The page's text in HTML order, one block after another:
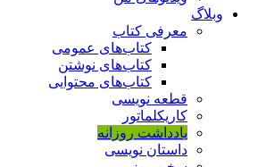
وبلاگ
معرفی کتاب
کتاب‌های عمومی
کتاب‌های نوشتن
کتاب‌های محتوایی
قطعه نویسی
کاریکلماتور
یادداشت روزانه
داستان نویسی